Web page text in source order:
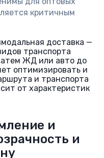
критичным
доставка —
транспорта
ЖД или авто до
оптимизировать и
и транспорта
от характеристик
и
и